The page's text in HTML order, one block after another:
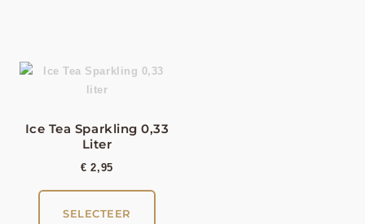
Ice Tea Sparkling 0,33
Liter
€ 2,95
SELECTEER